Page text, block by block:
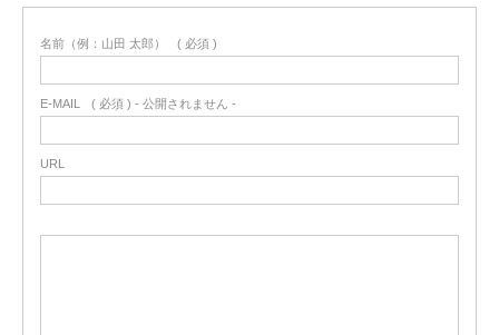
名前（例：山田 太郎） ( 必須 )
E-MAIL ( 必須 ) - 公開されません -
URL